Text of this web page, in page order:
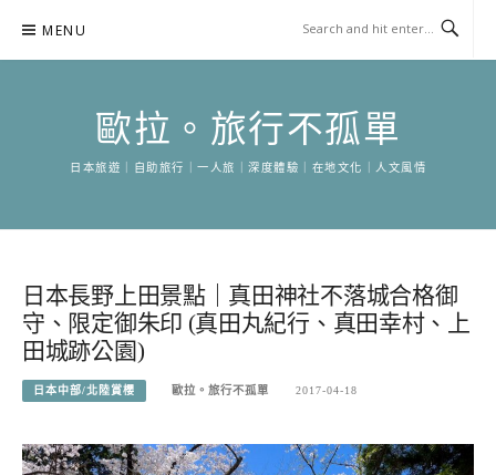
content
MENU
歐拉。旅行不孤單
日本旅遊｜自助旅行｜一人旅｜深度體驗｜在地文化｜人文風情
日本長野上田景點｜真田神社不落城合格御
守、限定御朱印 (真田丸紀行、真田幸村、上
田城跡公園)
日本中部/北陸賞櫻 歐拉。旅行不孤單 2017-04-18